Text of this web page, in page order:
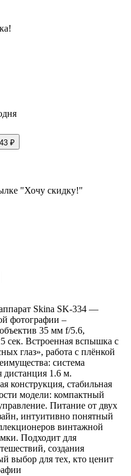
₽
"Хочу скидку!"
Skina SK-334 —
фотографии –
35 мм f/5.6,
сек. Встроенная вспышка с
глаз», работа с плёнкой
система
дистанция 1.6 м.
конструкция, стабильная
модели: компактный
Питание от двух
интуитивно понятный
винтажной
Подходит для
создания
выбор для тех, кто ценит